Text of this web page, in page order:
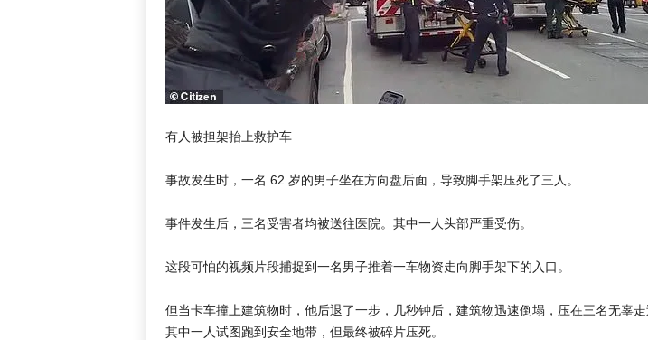
有人被担架抬上救护车
事故发生时，一名 62 岁的男子坐在方向盘后面，导致脚手架压死了三人。
事件发生后，三名受害者均被送往医院。其中一人头部严重受伤。
这段可怕的视频片段捕捉到一名男子推着一车物资走向脚手架下的入口。
但当卡车撞上建筑物时，他后退了一步，几秒钟后，建筑物迅速倒塌，压在三名无辜
其中一人试图跑到安全地带，但最终被碎片压死。